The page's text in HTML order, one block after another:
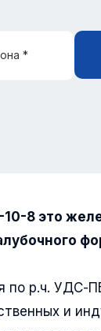
*
8 это
по р.ч. УДС-
и